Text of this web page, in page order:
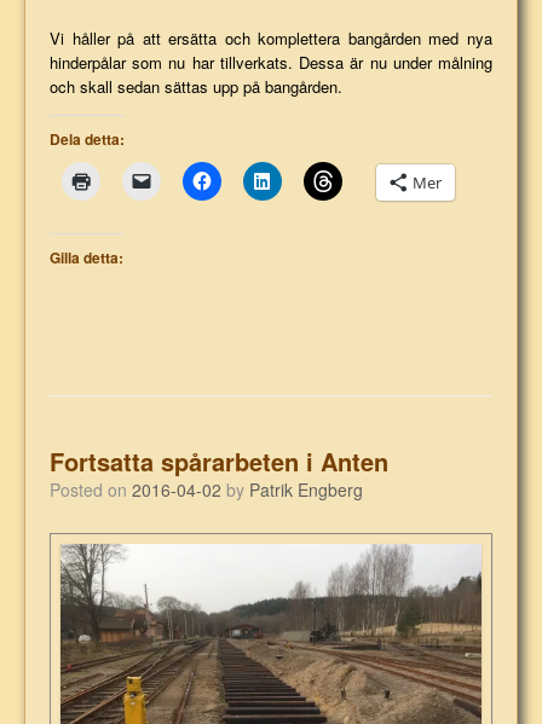
Vi håller på att ersätta och komplettera bangården med nya
hinderpålar som nu har tillverkats. Dessa är nu under målning
och skall sedan sättas upp på bangården.
Dela detta:
Mer
Gilla detta:
Fortsatta spårarbeten i Anten
Posted on 2016-04-02 by Patrik Engberg